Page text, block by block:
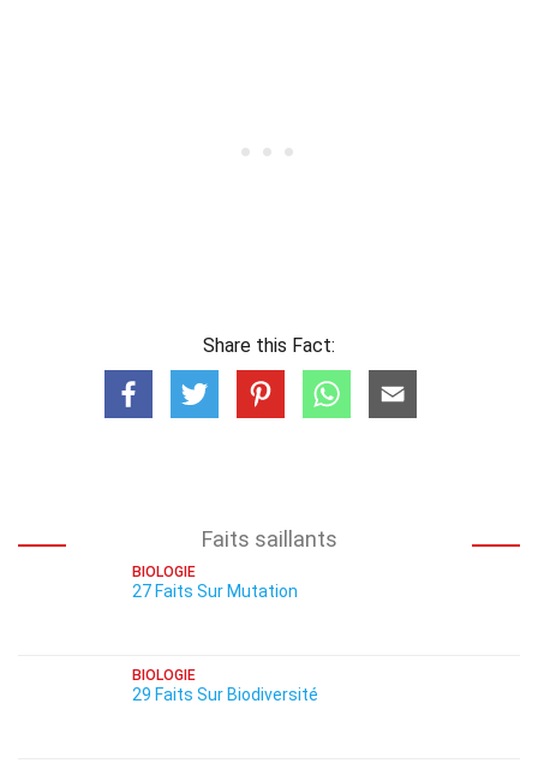
Share this Fact:
Faits saillants
BIOLOGIE
27 Faits Sur Mutation
BIOLOGIE
29 Faits Sur Biodiversité